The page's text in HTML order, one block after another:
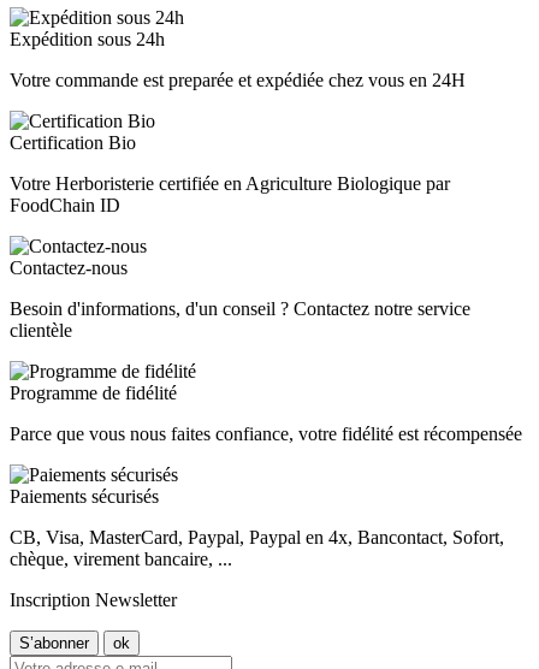
Expédition sous 24h
Votre commande est preparée et expédiée chez vous en 24H
Certification Bio
Votre Herboristerie certifiée en Agriculture Biologique par
FoodChain ID
Contactez-nous
Besoin d'informations, d'un conseil ? Contactez notre service
clientèle
Programme de fidélité
Parce que vous nous faites confiance, votre fidélité est récompensée
Paiements sécurisés
CB, Visa, MasterCard, Paypal, Paypal en 4x, Bancontact, Sofort,
chèque, virement bancaire, ...
Inscription Newsletter